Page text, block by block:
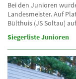
Bei den Junioren
Landesmeister. Auf
Bülthuis (JS Soltau)
Siegerliste Junioren